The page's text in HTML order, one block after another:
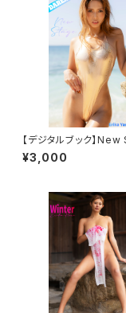
【デジタルブック】
DAREA Dream
azine
¥3,000